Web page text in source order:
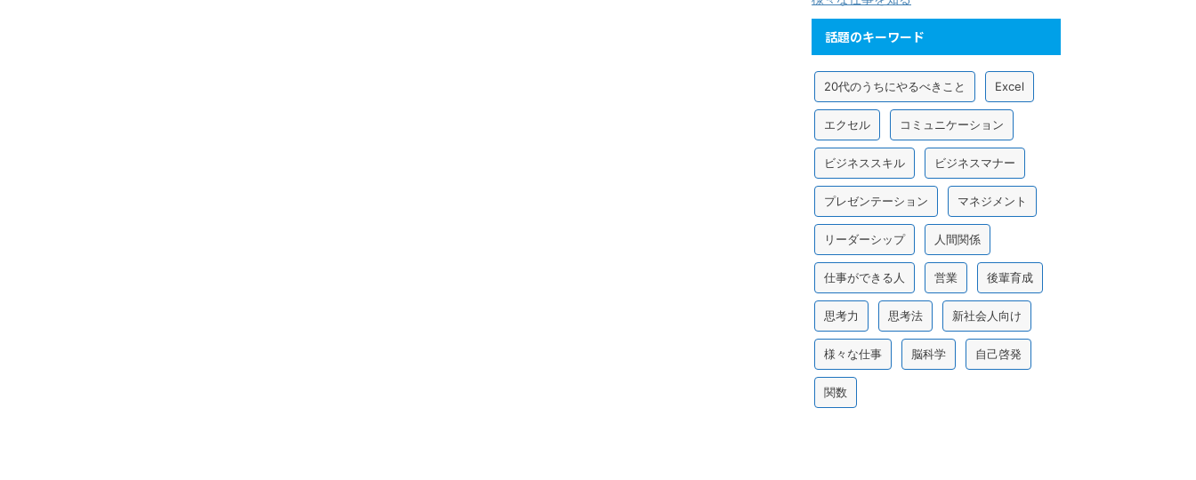
話題のキーワード
20代のうちにやるべきこと Excel
エクセル コミュニケーション
ビジネススキル ビジネスマナー
プレゼンテーション マネジメント
リーダーシップ 人間関係
仕事ができる人 営業 後輩育成
思考力 思考法 新社会人向け
様々な仕事 脳科学 自己啓発
関数